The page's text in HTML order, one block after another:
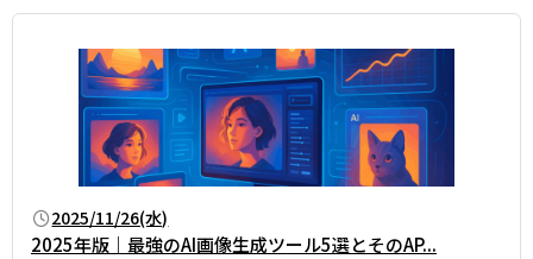
2025/11/26(水)
2025年版｜最強のAI画像生成ツール5選とそのAP...